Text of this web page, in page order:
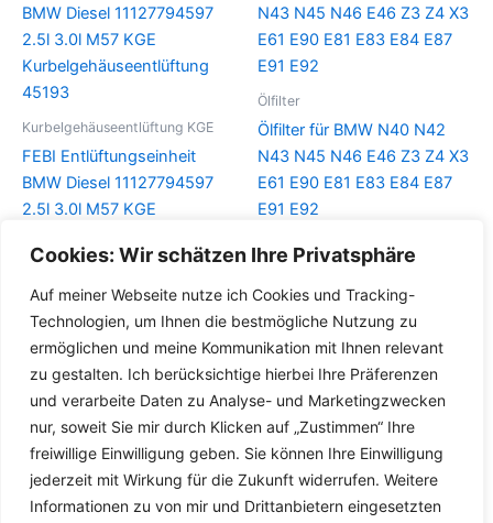
Cookies: Wir schätzen Ihre Privatsphäre
Auf meiner Webseite nutze ich Cookies und Tracking-
Technologien, um Ihnen die bestmögliche Nutzung zu
ermöglichen und meine Kommunikation mit Ihnen relevant
zu gestalten. Ich berücksichtige hierbei Ihre Präferenzen
und verarbeite Daten zu Analyse- und Marketingzwecken
nur, soweit Sie mir durch Klicken auf „Zustimmen“ Ihre
freiwillige Einwilligung geben. Sie können Ihre Einwilligung
jederzeit mit Wirkung für die Zukunft widerrufen. Weitere
Informationen zu von mir und Drittanbietern eingesetzten
Kurbelgehäuseentlüftung KGE
FEBI Entlüftungseinheit
BMW Diesel 11127794597
2.5l 3.0l M57 KGE
45193
Details
Ölfilter
Ölfilter für BMW N40 N42
N43 N45 N46 E46 Z3 Z4 X3
E61 E90 E81 E83 E84 E87
E91 E92
Details